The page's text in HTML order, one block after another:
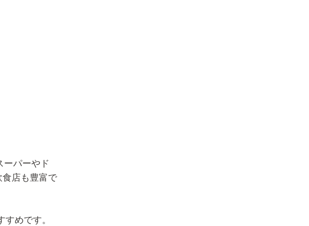
ーパーやド
店も豊富で
めです。